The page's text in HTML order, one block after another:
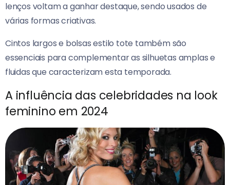
lenços voltam a ganhar destaque, sendo usados de
várias formas criativas.
Cintos largos e bolsas estilo tote também são
essenciais para complementar as silhuetas amplas e
fluidas que caracterizam esta temporada.
A influência das celebridades na look
feminino em 2024